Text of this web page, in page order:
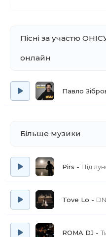
Пісні за участю
онлайн
Павло
Більше музики
Pirs Під
Tove Lo
ROMA DJ